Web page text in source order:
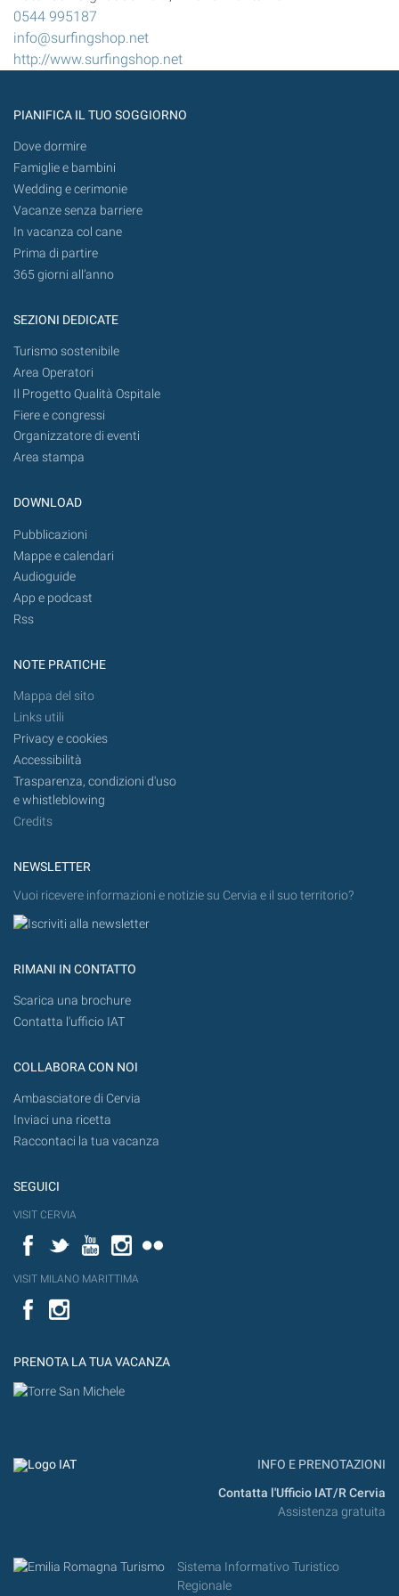
0544 995187
info@surfingshop.net
http://www.surfingshop.net
PIANIFICA IL TUO SOGGIORNO
Dove dormire
Famiglie e bambini
Wedding e cerimonie
Vacanze senza barriere
In vacanza col cane
Prima di partire
365 giorni all’anno
SEZIONI DEDICATE
Turismo sostenibile
Area Operatori
Il Progetto Qualità Ospitale
Fiere e congressi
Organizzatore di eventi
Area stampa
DOWNLOAD
Pubblicazioni
Mappe e calendari
Audioguide
App e podcast
Rss
NOTE PRATICHE
Mappa del sito
Links utili
Privacy e cookies
Accessibilità
Trasparenza, condizioni d'uso
e whistleblowing
Credits
NEWSLETTER
Vuoi ricevere informazioni e notizie su Cervia e il suo territorio?
RIMANI IN CONTATTO
Scarica una brochure
Contatta l'ufficio IAT
COLLABORA CON NOI
Ambasciatore di Cervia
Inviaci una ricetta
Raccontaci la tua vacanza
SEGUICI
VISIT CERVIA
FacebookTwitterYouTubeInstagram
VISIT MILANO MARITTIMA
Facebook
PRENOTA LA TUA VACANZA
INFO E PRENOTAZIONI
Contatta l'Ufficio IAT/R Cervia
Assistenza gratuita
Sistema Informativo Turistico
Regionale